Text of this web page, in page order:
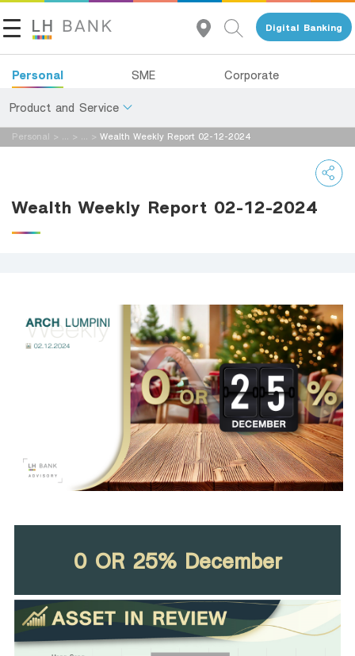
Digital Banking
Personal SME Corporate
Product and Service
About Us
Contact Us
Tel 1327 TH EN
Digital Banking
Family Banking
Foreigners
Personal > > > Wealth Weekly Report 02-12-2024
Wealth Weekly Report 02-12-2024
0 OR 25% December